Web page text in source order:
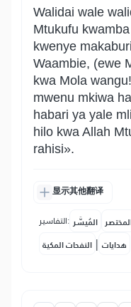
Walidai wale
Mtukufu
kwenye
Waambie, (ewe
kwa Mola
mwenu mkiwa
habari ya yale
hilo kwa Allah
rahisi».
显示其他翻译
التفاسير: المُيسَّر
النفحات المكية | هدايات